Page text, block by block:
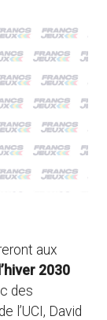
aux
2030
des
l’UCI, David